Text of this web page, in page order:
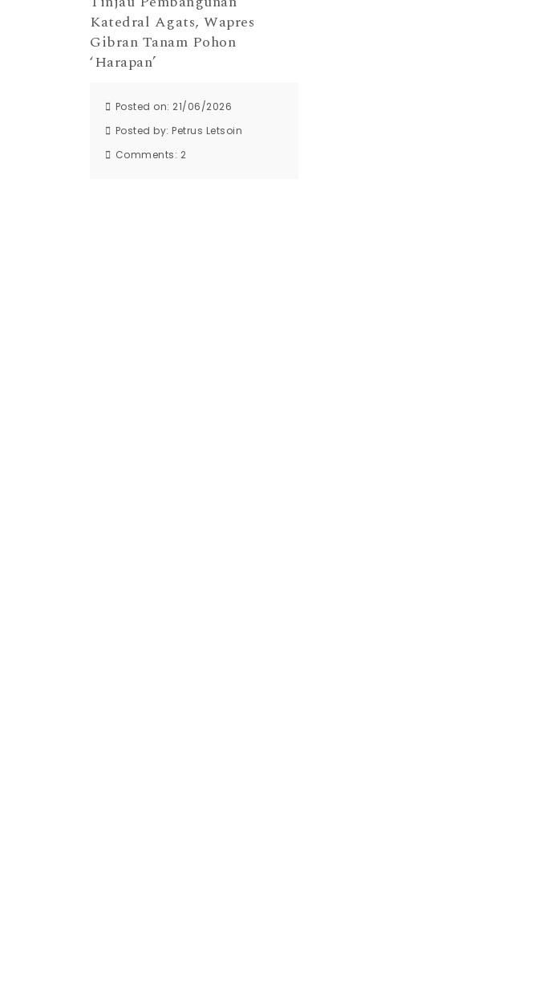
Katedral Agats, Wapres
Gibran Tanam Pohon
‘Harapan’
Posted on: 21/06/2026
Posted by: Petrus Letsoin
Comments: 2